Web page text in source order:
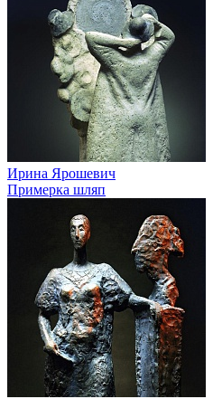
Ирина Ярошевич
Примерка шляп